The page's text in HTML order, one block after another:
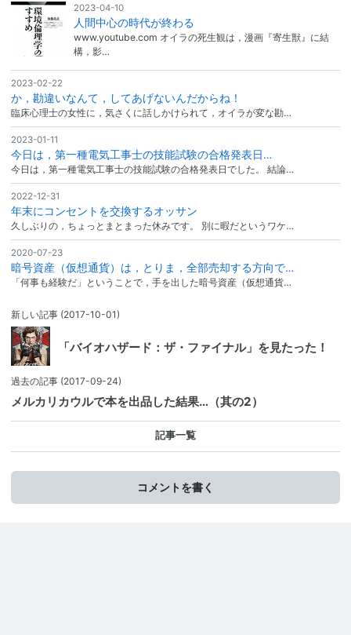
2023-04-10
人間中心の時代が終わる
www.youtube.com オイラの死生観は，漫画『寄生獣』に結
構，影…
2023-02-22
か，勘違いなんて，してあげないんだからね！
臨床心理士の女性に，気さくに話しかけられて，オイラが変な勘…
2023-01-11
今日は，第一種電気工事士の技能試験の合格発表日…
今日は，第一種電気工事士の技能試験の合格発表日でした。 結論…
2022-12-31
年末にコンセントを交換するオッサン
久しぶりの，ちょっとまとまった休みです。 別に暇だというワケ…
2020-07-23
暗号資産（仮想通貨）は，とりま，全部売却する方向で…
「何事も経験だ」ということで，手を出した暗号資産（仮想通貨…
新しい記事 (2017-10-01)
「バイオハザード：ザ・ファイナル」を見たった！
過去の記事 (2017-09-24)
メルカリカウルで本を出品した結果…（其の2）
記事一覧
コメントを書く